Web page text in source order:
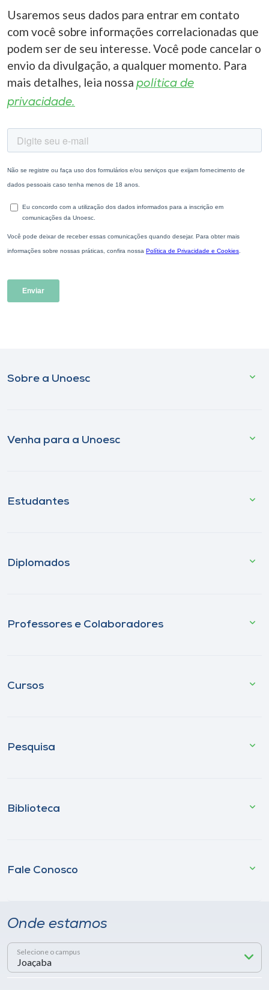
Usaremos seus dados para entrar em contato
com você sobre informações correlacionadas que
podem ser de seu interesse. Você pode cancelar o
envio da divulgação, a qualquer momento. Para
mais detalhes, leia nossa política de
privacidade.
Sobre a Unoesc
Venha para a Unoesc
Estudantes
Diplomados
Professores e Colaboradores
Cursos
Pesquisa
Biblioteca
Fale Conosco
Onde estamos
Selecione o campus